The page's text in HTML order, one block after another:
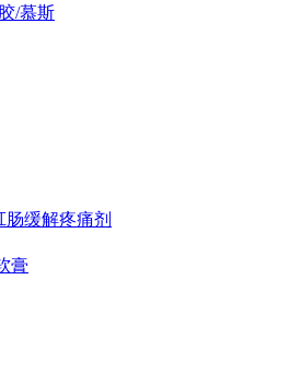
/慕斯
肠缓解疼痛剂
膏